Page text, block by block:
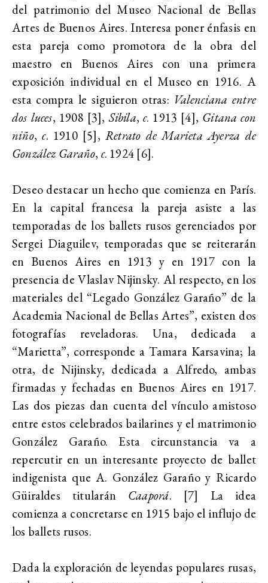
del patrimonio del Museo Nacional de Bellas
Artes de Buenos Aires. Interesa poner énfasis en
esta pareja como promotora de la obra del
maestro en Buenos Aires con una primera
exposición individual en el Museo en 1916. A
esta compra le siguieron otras: Valenciana entre
dos luces, 1908 [3],Sibila,c. 1913 [4], Gitana con
niño,c. 1910 [5],Retrato de Marieta Ayerza de
González Garaño, c. 1924 [6].
Deseo destacar un hecho que comienza en París.
En la capital francesa la pareja asiste a las
temporadas de los ballets rusos gerenciados por
Sergei Diaguilev, temporadas que se reiterarán
en Buenos Aires en 1913 y en 1917 con la
presencia de Vlaslav Nijinsky. Al respecto, en los
materiales del “Legado González Garaño” de la
Academia Nacional de Bellas Artes”, existen dos
fotografías reveladoras. Una, dedicada a
“Marietta”, corresponde a Tamara Karsavina; la
otra, de Nijinsky, dedicada a Alfredo, ambas
firmadas y fechadas en Buenos Aires en 1917.
Las dos piezas dan cuenta del vínculo amistoso
entre estos celebrados bailarines y el matrimonio
González Garaño. Esta circunstancia va a
repercutir en un interesante proyecto de ballet
indigenista que A. González Garaño y Ricardo
Güiraldes titularán Caaporá. [7] La idea
comienza a concretarse en 1915 bajo el influjo de
los ballets rusos.
Dada la exploración de leyendas populares rusas,